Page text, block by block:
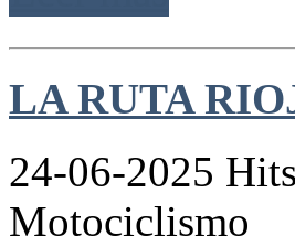
LA RUTA
24-06-2025
Motociclismo